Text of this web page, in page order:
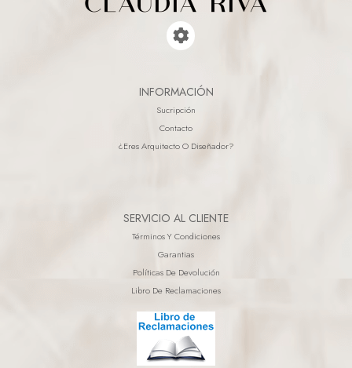
INFORMACIÓN
Sucripción
Contacto
¿eres Arquitecto O Diseñador?
SERVICIO AL CLIENTE
Términos Y Condiciones
Garantias
Políticas De Devolución
Libro De Reclamaciones